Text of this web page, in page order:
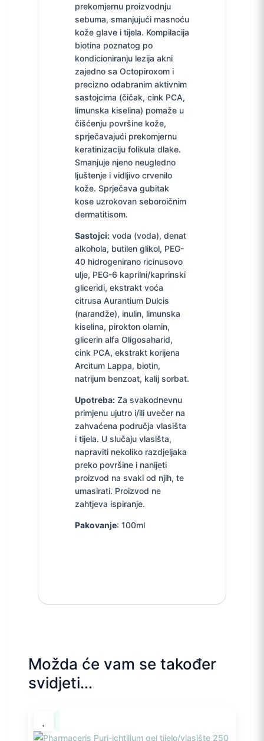
prekomjernu proizvodnju
sebuma, smanjujući masnoću
kože glave i tijela. Kompilacija
biotina poznatog po
kondicioniranju lezija akni
zajedno sa Octopiroxom i
precizno odabranim aktivnim
sastojcima (čičak, cink PCA,
limunska kiselina) pomaže u
čišćenju površine kože,
sprječavajući prekomjernu
keratinizaciju folikula dlake.
Smanjuje njeno neugledno
ljuštenje i vidljivo crvenilo
kože. Sprječava gubitak
kose uzrokovan seboroičnim
dermatitisom.
Sastojci: voda (voda), denat
alkohola, butilen glikol, PEG-
40 hidrogenirano ricinusovo
ulje, PEG-6 kaprilni/kaprinski
gliceridi, ekstrakt voća
citrusa Aurantium Dulcis
(narandže), inulin, limunska
kiselina, pirokton olamin,
glicerin alfa Oligosaharid,
cink PCA, ekstrakt korijena
Arcitum Lappa, biotin,
natrijum benzoat, kalij sorbat.
Upotreba: Za svakodnevnu
primjenu ujutro i/ili uvečer na
zahvaćena područja vlasišta
i tijela. U slučaju vlasišta,
napraviti nekoliko razdjeljaka
preko površine i nanijeti
proizvod na svaki od njih, te
umasirati. Proizvod ne
zahtjeva ispiranje.
Pakovanje: 100ml
Možda će vam se također
svidjeti…